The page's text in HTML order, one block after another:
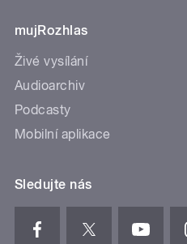
mujRozhlas
Živé vysílání
Audioarchiv
Podcasty
Mobilní aplikace
Sledujte nás